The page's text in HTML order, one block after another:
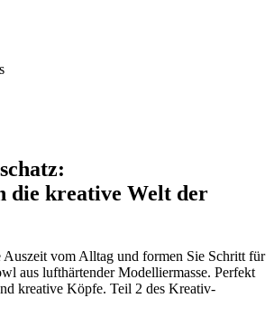
die kreative Welt der
Auszeit vom Alltag und formen Sie Schritt für
aus lufthärtender Modelliermasse. Perfekt
kreative Köpfe. Teil 2 des Kreativ-